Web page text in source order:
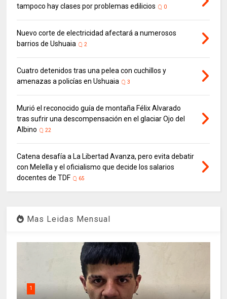
tampoco hay clases por problemas edilicios
0
Nuevo corte de electricidad afectará a numerosos
barrios de Ushuaia
2
Cuatro detenidos tras una pelea con cuchillos y
amenazas a policías en Ushuaia
3
Murió el reconocido guía de montaña Félix Alvarado
tras sufrir una descompensación en el glaciar Ojo del
Albino
22
Catena desafía a La Libertad Avanza, pero evita debatir
con Melella y el oficialismo que decide los salarios
docentes de TDF
65
Mas Leidas Mensual
1